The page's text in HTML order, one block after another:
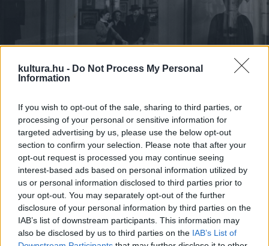
kultura.hu - Do Not Process My Personal
Information
If you wish to opt-out of the sale, sharing to third parties, or
processing of your personal or sensitive information for
targeted advertising by us, please use the below opt-out
section to confirm your selection. Please note that after your
opt-out request is processed you may continue seeing
interest-based ads based on personal information utilized by
us or personal information disclosed to third parties prior to
your opt-out. You may separately opt-out of the further
disclosure of your personal information by third parties on the
IAB’s list of downstream participants. This information may
also be disclosed by us to third parties on the IAB’s List of
Hont Ferenc törekvése volt a kezdetek óta, hogy az
Országos Színháztörténeti Múzeumot, az Állami
Filmarchívumot és a Színház- és Filmművészeti Szövetség
Tudományos Osztályát közös intézményben egyesítse.
Fáradozásai nyomán 1957. január 1-ji hatállyal alakult meg a
Színház- és Filmtudományi Intézet, melynek Hont lett az
elnöke.
A nemzetközi és a magyar sajtóban megjelent, színházról